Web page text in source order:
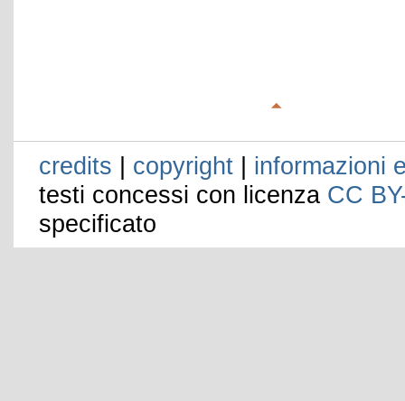
credits | copyright | informazioni
testi concessi con licenza CC
specificato